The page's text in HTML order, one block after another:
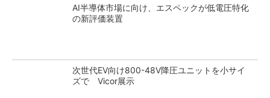
AI半導体市場に向け、エスペックが低電圧特化
の新評価装置
次世代EV向け800-48V降圧ユニットを小サイ
ズで Vicor展示